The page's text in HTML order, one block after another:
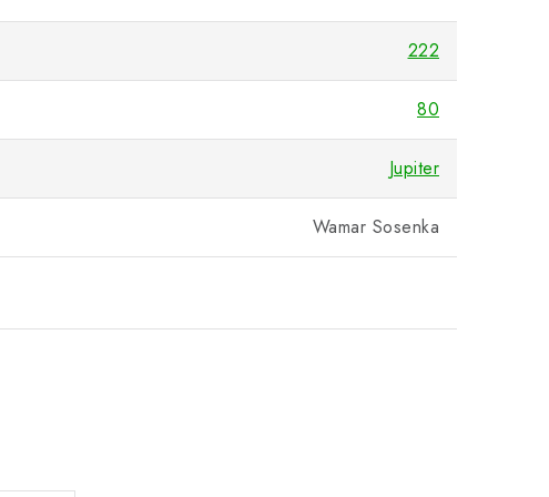
222
80
Jupiter
Wamar Sosenka